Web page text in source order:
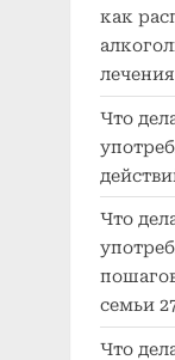
как
лечения
Что
Что
семьи
Что